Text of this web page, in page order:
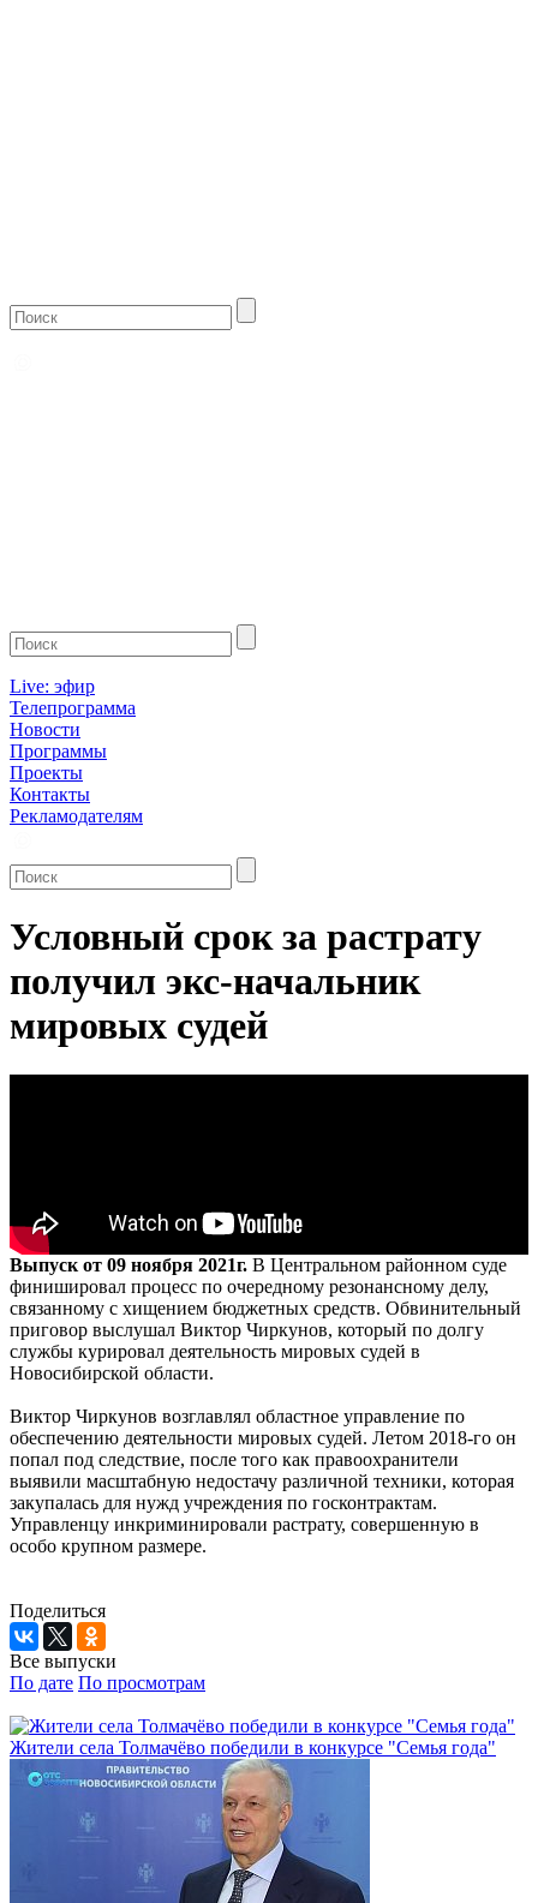
Live: эфир
Телепрограмма
Новости
Программы
Проекты
Контакты
Рекламодателям
Условный срок за растрату
получил экс-начальник
мировых судей
Выпуск от 09 ноября 2021г. В Центральном районном суде
финишировал процесс по очередному резонансному делу,
связанному с хищением бюджетных средств. Обвинительный
приговор выслушал Виктор Чиркунов, который по долгу
службы курировал деятельность мировых судей в
Новосибирской области.
Виктор Чиркунов возглавлял областное управление по
обеспечению деятельности мировых судей. Летом 2018-го он
попал под следствие, после того как правоохранители
выявили масштабную недостачу различной техники, которая
закупалась для нужд учреждения по госконтрактам.
Управленцу инкриминировали растрату, совершенную в
особо крупном размере.
Поделиться
Все выпуски
По дате По просмотрам
Жители села Толмачёво победили в конкурсе "Семья года"